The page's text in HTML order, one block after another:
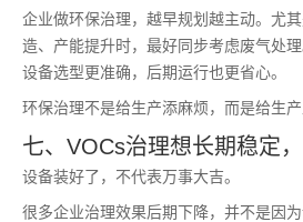
企业做环保治理，越早规划越主动。尤
造、产能提升时，最好同步考虑废气处
设备选型更准确，后期运行也更省心。
环保治理不是给生产添麻烦，而是给生产
七、VOCs治理想长期稳定
设备装好了，不代表万事大吉。
很多企业治理效果后期下降，并不是因